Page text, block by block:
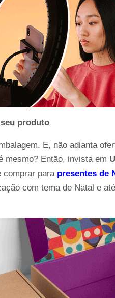
produto
E, não adianta
mesmo? Então, invista em
comprar para presentes de
com tema de Natal e